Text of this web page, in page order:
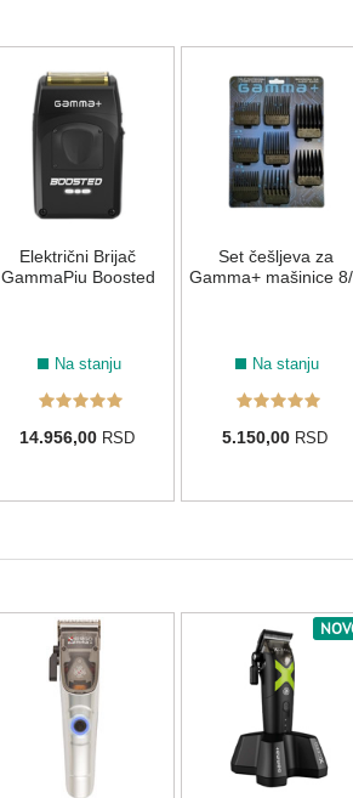
Električni Brijač
GammaPiu Boosted
Na stanju
14.956,00 RSD
Set češljeva za
Gamma+ mašinice 8/
Na stanju
5.150,00 RSD